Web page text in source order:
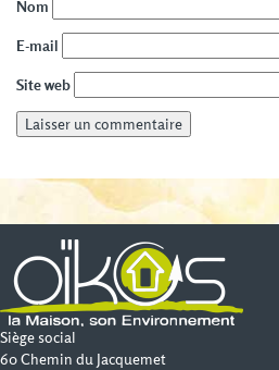
Nom
E-mail
Site web
Siège social
60 Chemin du Jacquemet